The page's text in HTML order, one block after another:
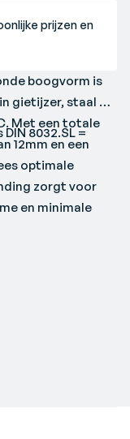
prijzen en
boogvorm is
gietijzer, staal en
Met een totale
12mm en een
optimale
zorgt voor
en minimale
Dankzij het
8032.SL =